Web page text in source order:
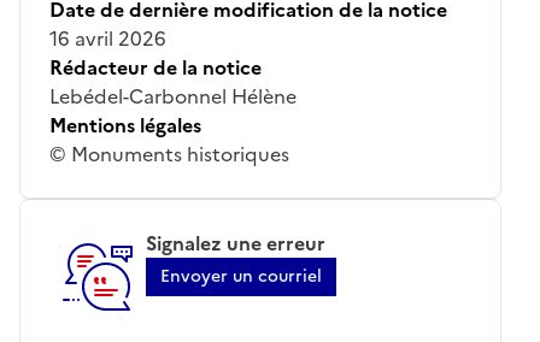
Date de dernière modification de la notice
16 avril 2026
Rédacteur de la notice
Lebédel-Carbonnel Hélène
Mentions légales
© Monuments historiques
Signalez une erreur
Envoyer un courriel